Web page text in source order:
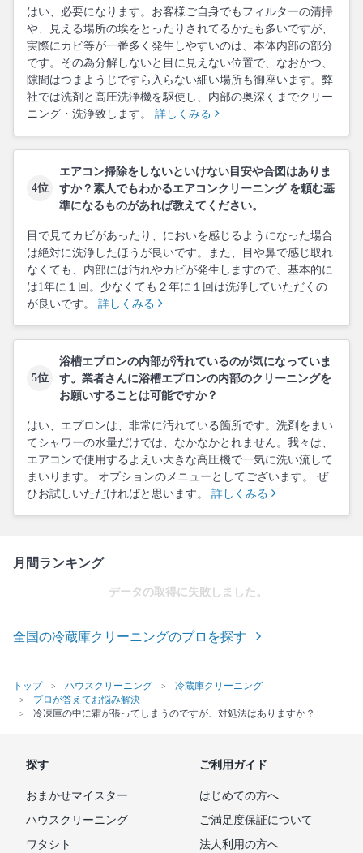
はい、必要になります。お客様ご自身でもフィルターの清掃
や、見える場所の埃をとったりされてるかたも多いですが、
実際にカビ等が一番多く発生しやすいのは、本体内部の部分
です。その為分解しないと目に見えない位置で、なおかつ、
隙間はつまようじですら入らない細い場所も御座います。弊
社では洗剤と高圧洗浄機を駆使し、内部の奥深くまでクリー
ニング・洗浄致します。 詳しくみる
4位
エアコン掃除をしないといけない目安や合図はありま
すか？素人でもわかるエアコンクリーニング を頼む基
準になるものがあれば教えてください。
目で見てカビがあったり、においを感じるようになった場合
は絶対に洗浄したほうが良いです。また、目や鼻で感じ取れ
なくても、内部には汚れやカビが発生しますので、基本的に
は1年に１回。少なくても２年に１回は洗浄していただくの
が良いです。 詳しくみる
5位
浴槽エプロンの内部が汚れているのが気になっていま
す。業者さんに浴槽エプロンの内部のクリーニングを
お願いすることは可能ですか？
はい、エプロンは、非常に汚れている箇所です。洗剤をまい
てシャワーの水量だけでは、なかなかとれません。我々は、
エアコンで使用するよえい大きな高圧機で一気に洗い流して
まいります。 オプションのメニューとしてございます。 ぜ
ひお試しいただければと思います。 詳しくみる
月間ランキング
データの取得に失敗しました。
全国の冷蔵庫クリーニングのプロを探す
トップ ハウスクリーニング
冷蔵庫クリーニング
プロが答えてお悩み解決
冷凍庫の中に霜が張ってしまうのですが、対処法はありますか？
探す
おまかせマイスター
ハウスクリーニング
ワタシト
ご利用ガイド
はじめての方へ
ご満足度保証について
法人利用の方へ